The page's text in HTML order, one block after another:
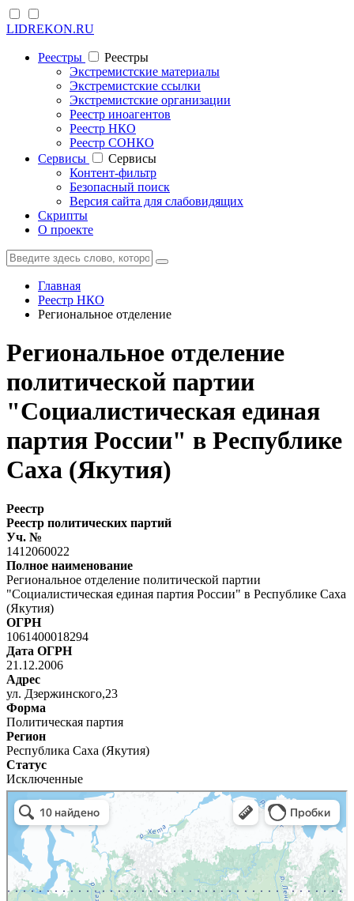
LIDREKON.RU
Реестры
Реестры
Экстремистские материалы
Экстремистские ссылки
Экстремистские организации
Реестр иноагентов
Реестр НКО
Реестр СОНКО
Cервисы
Cервисы
Контент-фильтр
Безопасный поиск
Версия сайта для слабовидящих
Скрипты
О проекте
Главная
Реестр НКО
Региональное отделение
Региональное отделение
политической партии
"Социалистическая единая
партия России" в Республике
Саха (Якутия)
Реестр
Реестр политических партий
Уч. №
1412060022
Полное наименование
Региональное отделение политической партии
"Социалистическая единая партия России" в Республике Саха
(Якутия)
ОГРН
1061400018294
Дата ОГРН
21.12.2006
Адрес
ул. Дзержинского,23
Форма
Политическая партия
Регион
Республика Саха (Якутия)
Статус
Исключенные